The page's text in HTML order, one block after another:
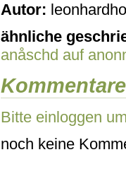
Autor:
ähnliche
anåschd auf
Kommentare
Bitte einloggen
noch keine